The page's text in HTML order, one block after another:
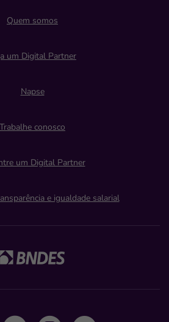
Quem somos
um Digital Partner
Napse
Trabalhe conosco
um Digital Partner
e igualdade salarial